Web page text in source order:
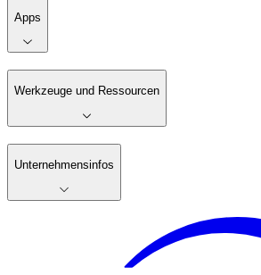
Apps
Werkzeuge und Ressourcen
Unternehmensinfos